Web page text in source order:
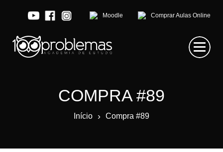
Moodle Comprar Aulas Online
COMPRA #89
Início › Compra #89